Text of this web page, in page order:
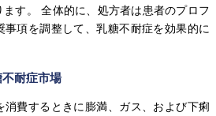
す。 全体的に、処方者は患者のプロフ
事項を調整して、乳糖不耐症を効果的に
耐症市場
消費するときに膨満、ガス、および下痢